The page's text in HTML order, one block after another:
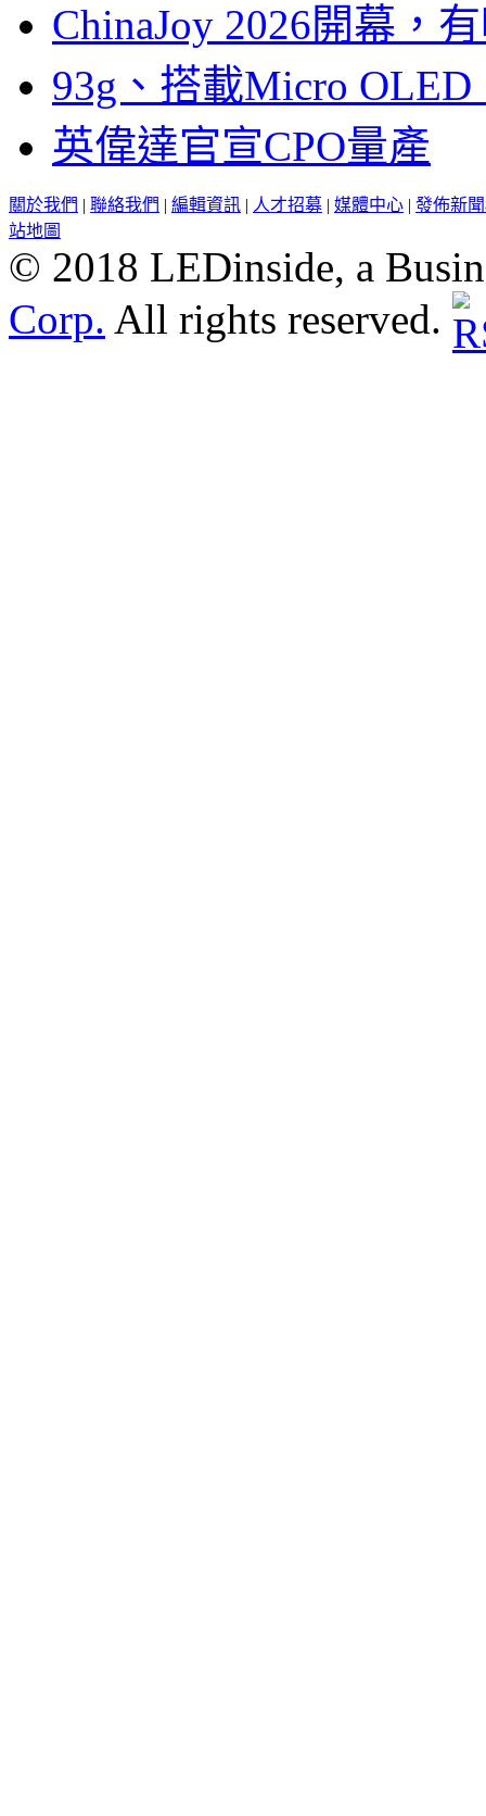
ChinaJoy 2026開幕，
93g、搭載Micro
英偉達官宣CPO量產
關於我們 | 聯絡我們 | 編輯資訊 | 人才招募 | 媒體中心 | 發佈新
站地圖
© 2018 LEDinside, a
Corp. All rights reserved.